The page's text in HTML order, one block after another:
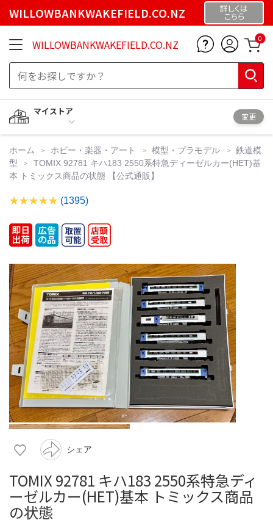
WILLOWBANKWAKEFIELD.CO.NZ 詳しくは
こちら
WILLOWBANKWAKEFIELD.CO.NZ 0
マイストア
変更
ホーム ホビー・楽器・アート 模型・プラモデル
鉄道模
型
TOMIX 92781 キハ183 2550系特急ディーゼルカー(HET)基
本 トミックス商品の状態 【公式通販】
(1395)
シェア
TOMIX 92781 キハ183 2550系特急ディ
ーゼルカー(HET)基本 トミックス商品
の状態